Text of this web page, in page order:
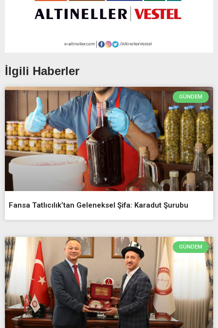
İlgili Haberler
GÜNDEM
Fansa Tatlıcılık’tan Geleneksel Şifa: Karadut Şurubu
GÜNDEM